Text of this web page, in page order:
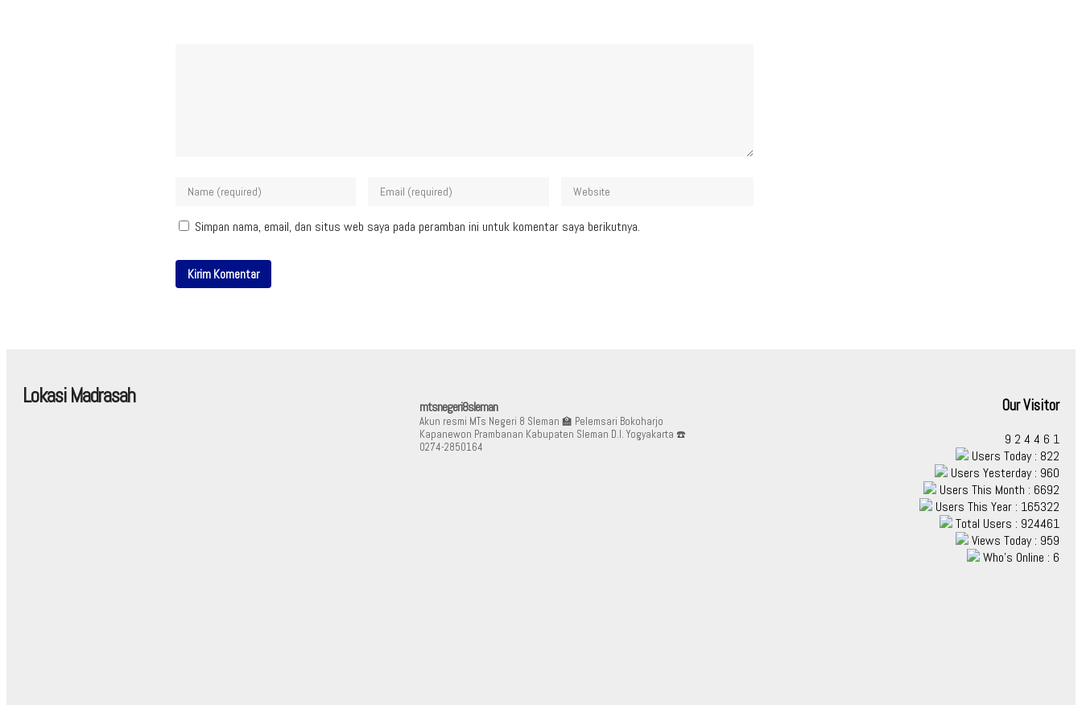
Simpan nama, email, dan situs web saya pada peramban ini untuk komentar saya berikutnya.
Lokasi Madrasah mtsnegeri8sleman
Akun resmi MTs Negeri 8 Sleman 🏫 Pelemsari Bokoharjo
Kapanewon Prambanan Kabupaten Sleman D.I. Yogyakarta ☎️
0274-2850164
Our Visitor
9 2 4 4 6 1
Users Today : 822
Users Yesterday : 960
Users This Month : 6692
Users This Year : 165322
Total Users : 924461
Views Today : 959
Who's Online : 6